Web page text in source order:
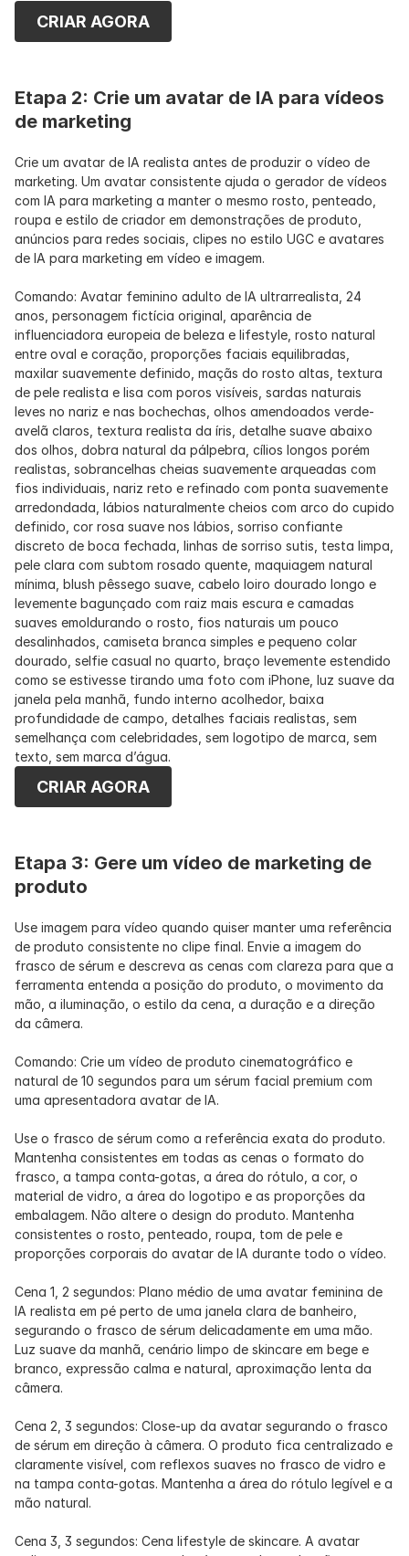
CRIAR AGORA
Etapa 2: Crie um avatar de IA para vídeos
de marketing
Crie um avatar de IA realista antes de produzir o vídeo de
marketing. Um avatar consistente ajuda o gerador de vídeos
com IA para marketing a manter o mesmo rosto, penteado,
roupa e estilo de criador em demonstrações de produto,
anúncios para redes sociais, clipes no estilo UGC e avatares
de IA para marketing em vídeo e imagem.
Comando: Avatar feminino adulto de IA ultrarrealista, 24
anos, personagem fictícia original, aparência de
influenciadora europeia de beleza e lifestyle, rosto natural
entre oval e coração, proporções faciais equilibradas,
maxilar suavemente definido, maçãs do rosto altas, textura
de pele realista e lisa com poros visíveis, sardas naturais
leves no nariz e nas bochechas, olhos amendoados verde-
avelã claros, textura realista da íris, detalhe suave abaixo
dos olhos, dobra natural da pálpebra, cílios longos porém
realistas, sobrancelhas cheias suavemente arqueadas com
fios individuais, nariz reto e refinado com ponta suavemente
arredondada, lábios naturalmente cheios com arco do cupido
definido, cor rosa suave nos lábios, sorriso confiante
discreto de boca fechada, linhas de sorriso sutis, testa limpa,
pele clara com subtom rosado quente, maquiagem natural
mínima, blush pêssego suave, cabelo loiro dourado longo e
levemente bagunçado com raiz mais escura e camadas
suaves emoldurando o rosto, fios naturais um pouco
desalinhados, camiseta branca simples e pequeno colar
dourado, selfie casual no quarto, braço levemente estendido
como se estivesse tirando uma foto com iPhone, luz suave da
janela pela manhã, fundo interno acolhedor, baixa
profundidade de campo, detalhes faciais realistas, sem
semelhança com celebridades, sem logotipo de marca, sem
texto, sem marca d’água.
CRIAR AGORA
Etapa 3: Gere um vídeo de marketing de
produto
Use imagem para vídeo quando quiser manter uma referência
de produto consistente no clipe final. Envie a imagem do
frasco de sérum e descreva as cenas com clareza para que a
ferramenta entenda a posição do produto, o movimento da
mão, a iluminação, o estilo da cena, a duração e a direção
da câmera.
Comando: Crie um vídeo de produto cinematográfico e
natural de 10 segundos para um sérum facial premium com
uma apresentadora avatar de IA.
Use o frasco de sérum como a referência exata do produto.
Mantenha consistentes em todas as cenas o formato do
frasco, a tampa conta-gotas, a área do rótulo, a cor, o
material de vidro, a área do logotipo e as proporções da
embalagem. Não altere o design do produto. Mantenha
consistentes o rosto, penteado, roupa, tom de pele e
proporções corporais do avatar de IA durante todo o vídeo.
Cena 1, 2 segundos: Plano médio de uma avatar feminina de
IA realista em pé perto de uma janela clara de banheiro,
segurando o frasco de sérum delicadamente em uma mão.
Luz suave da manhã, cenário limpo de skincare em bege e
branco, expressão calma e natural, aproximação lenta da
câmera.
Cena 2, 3 segundos: Close-up da avatar segurando o frasco
de sérum em direção à câmera. O produto fica centralizado e
claramente visível, com reflexos suaves no frasco de vidro e
na tampa conta-gotas. Mantenha a área do rótulo legível e a
mão natural.
Cena 3, 3 segundos: Cena lifestyle de skincare. A avatar